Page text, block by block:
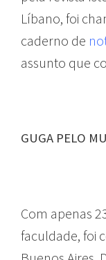
Líbano, foi
caderno de
assunto que
GUGA PELO
Com apenas
faculdade, foi